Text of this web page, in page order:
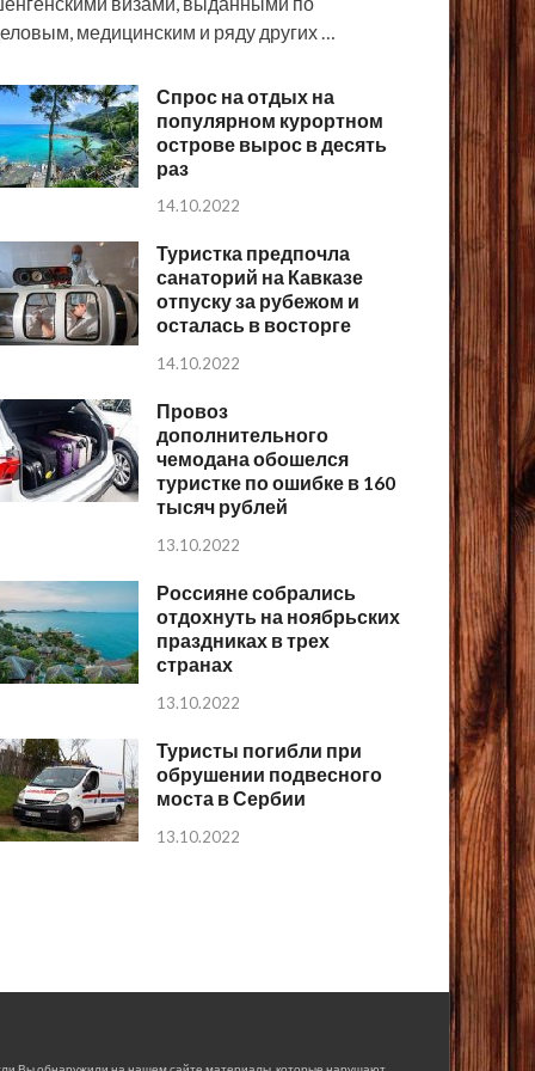
медицинским и ряду других …
Спрос на отдых на
популярном курортном
острове вырос в десять
раз
14.10.2022
Туристка предпочла
санаторий на Кавказе
отпуску за рубежом и
осталась в восторге
14.10.2022
Провоз
дополнительного
чемодана обошелся
туристке по ошибке в 160
тысяч рублей
13.10.2022
Россияне собрались
отдохнуть на ноябрьских
праздниках в трех
странах
13.10.2022
Туристы погибли при
обрушении подвесного
моста в Сербии
13.10.2022